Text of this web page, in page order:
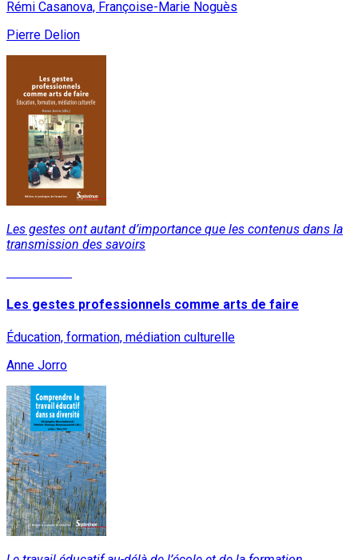
Rémi Casanova, Françoise-Marie Noguès
Pierre Delion
Les gestes ont autant d’importance que les contenus dans la
transmission des savoirs
Les gestes professionnels comme arts de faire
Éducation, formation, médiation culturelle
Anne Jorro